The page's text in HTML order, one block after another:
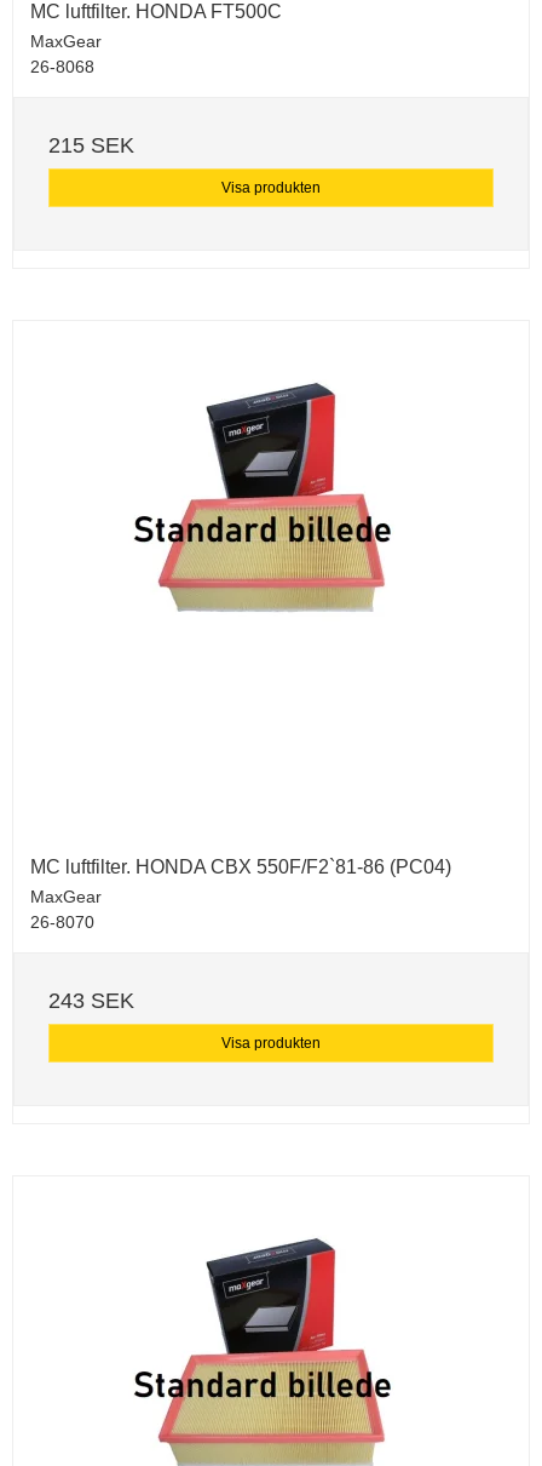
MC luftfilter. HONDA FT500C
MaxGear
26-8068
215 SEK
Visa produkten
MC luftfilter. HONDA CBX 550F/F2`81-86 (PC04)
MaxGear
26-8070
243 SEK
Visa produkten